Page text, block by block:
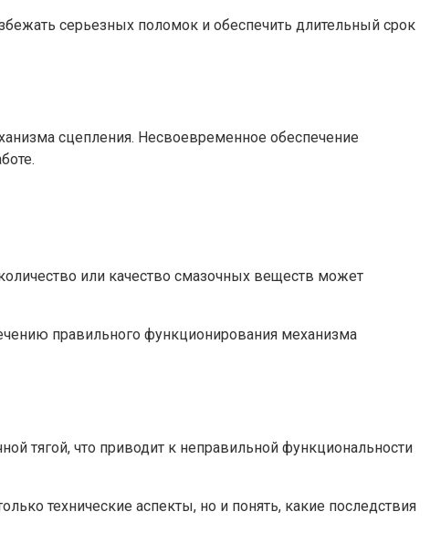
серьезных поломок и обеспечить длительный срок
сцепления. Несвоевременное обеспечение
или качество смазочных веществ может
правильного функционирования механизма
тягой, что приводит к неправильной функциональности
технические аспекты, но и понять, какие последствия